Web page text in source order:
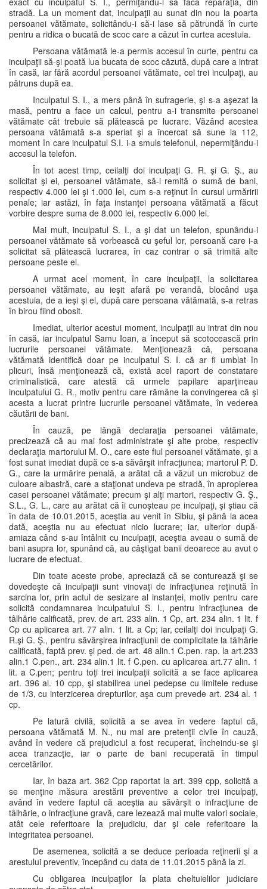
stradă. La un moment dat, inculpaţii au sunat din nou la poarta
persoanei vătămate, solicitându-i să-i lase să pătrundă în curte
pentru a ridica o bucată de scoc care a căzut în curtea acestuia.
Persoana vătămată le-a permis accesul în curte, pentru ca
inculpaţii să-şi poată lua bucata de scoc căzută, după care a intrat
în casă, iar fără acordul persoanei vătămate, cei trei inculpaţi, au
pătruns după ea.
Inculpatul S. I., a mers până în sufragerie, şi s-a aşezat la
masă, pentru a face un calcul, pentru a-i transmite persoanei
vătămate cât trebuie să plătească pe lucrare. Văzând acestea
persoana vătămată s-a speriat şi a încercat să sune la 112,
moment în care inculpatul S.I. i-a smuls telefonul, nepermiţându-i
accesul la telefon.
În tot acest timp, ceilalţi doi inculpaţi G. R. şi G. Ş., au
solicitat şi ei, persoanei vătămate, să-i remită o sumă de bani,
respectiv 4.000 lei şi 1.000 lei, cum s-a reţinut în cursul urmăririi
penale; iar astăzi, în faţa instanţei persoana vătămată a făcut
vorbire despre suma de 8.000 lei, respectiv 6.000 lei.
Mai mult, inculpatul S. I., a şi dat un telefon, spunându-i
persoanei vătămate să vorbească cu şeful lor, persoană care i-a
solicitat să plătească lucrarea, în caz contrar o să trimită alte
persoane peste el.
A urmat acel moment, în care inculpaţii, la solicitarea
persoanei vătămate, au ieşit afară pe verandă, blocând uşa
acestuia, de a ieşi şi el, după care persoana vătămată, s-a retras
în birou fiind obosit.
Imediat, ulterior acestui moment, inculpaţii au intrat din nou
în casă, iar inculpatul Samu Ioan, a început să scotocească prin
lucrurile persoanei vătămate. Menţionează că, persoana
vătămată identifică doar pe inculpatul S. I. că ar fi umblat în
plicuri, însă menţionează că, există acel raport de constatare
criminalistică, care atestă că urmele papilare aparţineau
inculpatului G. R., motiv pentru care rămâne la convingerea că şi
acesta a lucrat printre lucrurile persoanei vătămate, în vederea
căutării de bani.
În cauză, pe lângă declaraţia persoanei vătămate,
precizează că au mai fost administrate şi alte probe, respectiv
declaraţia martorului M. O., care este fiul persoanei vătămate, şi a
fost sunat imediat după ce s-a săvârşit infracţiunea; martorul P. D.
G., care la urmărire penală, a arătat că a văzut un microbuz de
culoare albastră, care a staţionat undeva pe stradă, în apropierea
casei persoanei vătămate; precum şi alţi martori, respectiv G. Ş.,
S.L., G. L., care au arătat că îi cunoşteau pe inculpaţi, şi ştiau că
în data de 10.01.2015, aceştia au venit în Sibiu, şi până la acea
dată, aceştia nu au efectuat nicio lucrare; iar, ulterior după-
amiaza când s-au întâlnit cu inculpaţii, aceştia aveau o sumă de
bani asupra lor, spunând că, au câştigat banii deoarece au avut o
lucrare de efectuat.
Din toate aceste probe, apreciază că se conturează şi se
dovedeşte că inculpaţii sunt vinovaţi de infracţiunea reţinută în
sarcina lor, prin actul de sesizare al instanţei, motiv pentru care
solicită condamnarea inculpatului S. I., pentru infracţiunea de
tâlhărie calificată, prev. de art. 233 alin. 1 Cp, art. 234 alin. 1 lit. f
Cp cu aplicarea art. 77 alin. 1 lit. a Cp; iar, ceilalţi doi inculpaţi G.
R.şi G. Ş., pentru săvârşirea infracţiunii de complicitate la tâlhărie
calificată, faptă prev. şi ped. de art. 48 alin.1 C.pen. rap. la art.233
alin.1 C.pen., art. 234 alin.1 lit. f C.pen. cu aplicarea art.77 alin. 1
lit. a C.pen; pentru toţi trei inculpaţii solicită a se face aplicarea
art. 396 al. 10 cpp, şi stabilirea unei pedepse cu limitele reduse
de 1/3, cu interzicerea drepturilor, aşa cum prevede art. 234 al. 1
cp.
Pe latură civilă, solicită a se avea în vedere faptul că,
persoana vătămată M. N., nu mai are pretenţii civile în cauză,
având în vedere că prejudiciul a fost recuperat, încheindu-se şi
acea tranzacţie, iar o parte de bani recuperată în timpul
cercetărilor.
Iar, în baza art. 362 Cpp raportat la art. 399 cpp, solicită a
se menţine măsura arestării preventive a celor trei inculpaţi,
având în vedere faptul că aceştia au săvârşit o infracţiune de
tâlhărie, o infracţiune gravă, care lezează mai multe valori sociale,
atât cele referitoare la prejudiciu, dar şi cele referitoare la
integritatea persoanei.
De asemenea, solicită a se deduce perioada reţinerii şi a
arestului preventiv, începând cu data de 11.01.2015 până la zi.
Cu obligarea inculpaţilor la plata cheltuielilor judiciare